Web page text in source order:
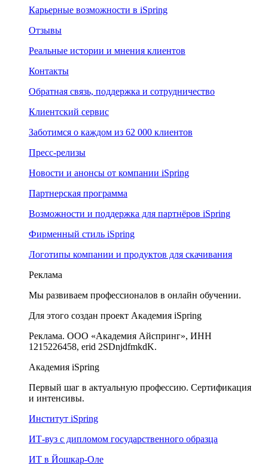
Карьерные возможности в iSpring
Отзывы
Реальные истории и мнения клиентов
Контакты
Обратная связь, поддержка и сотрудничество
Клиентский сервис
Заботимся о каждом из 62 000 клиентов
Пресс-релизы
Новости и анонсы от компании iSpring
Партнерская программа
Возможности и поддержка для партнёров iSpring
Фирменный стиль iSpring
Логотипы компании и продуктов для скачивания
Реклама
Мы развиваем профессионалов в онлайн обучении.
Для этого создан проект Академия iSpring
Реклама. ООО «Академия Айспринг», ИНН
1215226458, erid 2SDnjdfmkdK.
Академия iSpring
Первый шаг в актуальную профессию. Сертификация
и интенсивы.
Институт iSpring
ИТ-вуз с дипломом государственного образца
ИТ в Йошкар-Оле